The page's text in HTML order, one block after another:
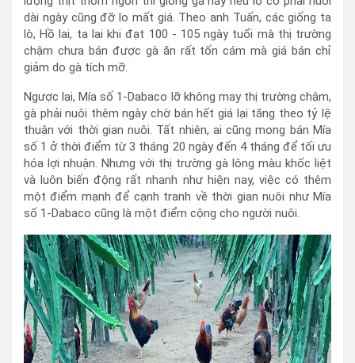
dài ngày cũng đỡ lo mất giá. Theo anh Tuấn, các giống ta
lò, Hồ lai, ta lai khi đạt 100 - 105 ngày tuổi mà thị trường
chậm chưa bán được gà ăn rất tốn cám mà giá bán chỉ
giảm do gà tích mỡ.
Ngược lại, Mía số 1-Dabaco lỡ không may thị trường chậm,
gà phải nuôi thêm ngày chờ bán hết giá lại tăng theo tỷ lệ
thuận với thời gian nuôi. Tất nhiên, ai cũng mong bán Mía
số 1 ở thời điểm từ 3 tháng 20 ngày đến 4 tháng để tối ưu
hóa lợi nhuận. Nhưng với thị trường gà lông màu khốc liệt
và luôn biến động rất nhanh như hiện nay, việc có thêm
một điểm mạnh để cạnh tranh về thời gian nuôi như Mía
số 1-Dabaco cũng là một điểm cộng cho người nuôi.